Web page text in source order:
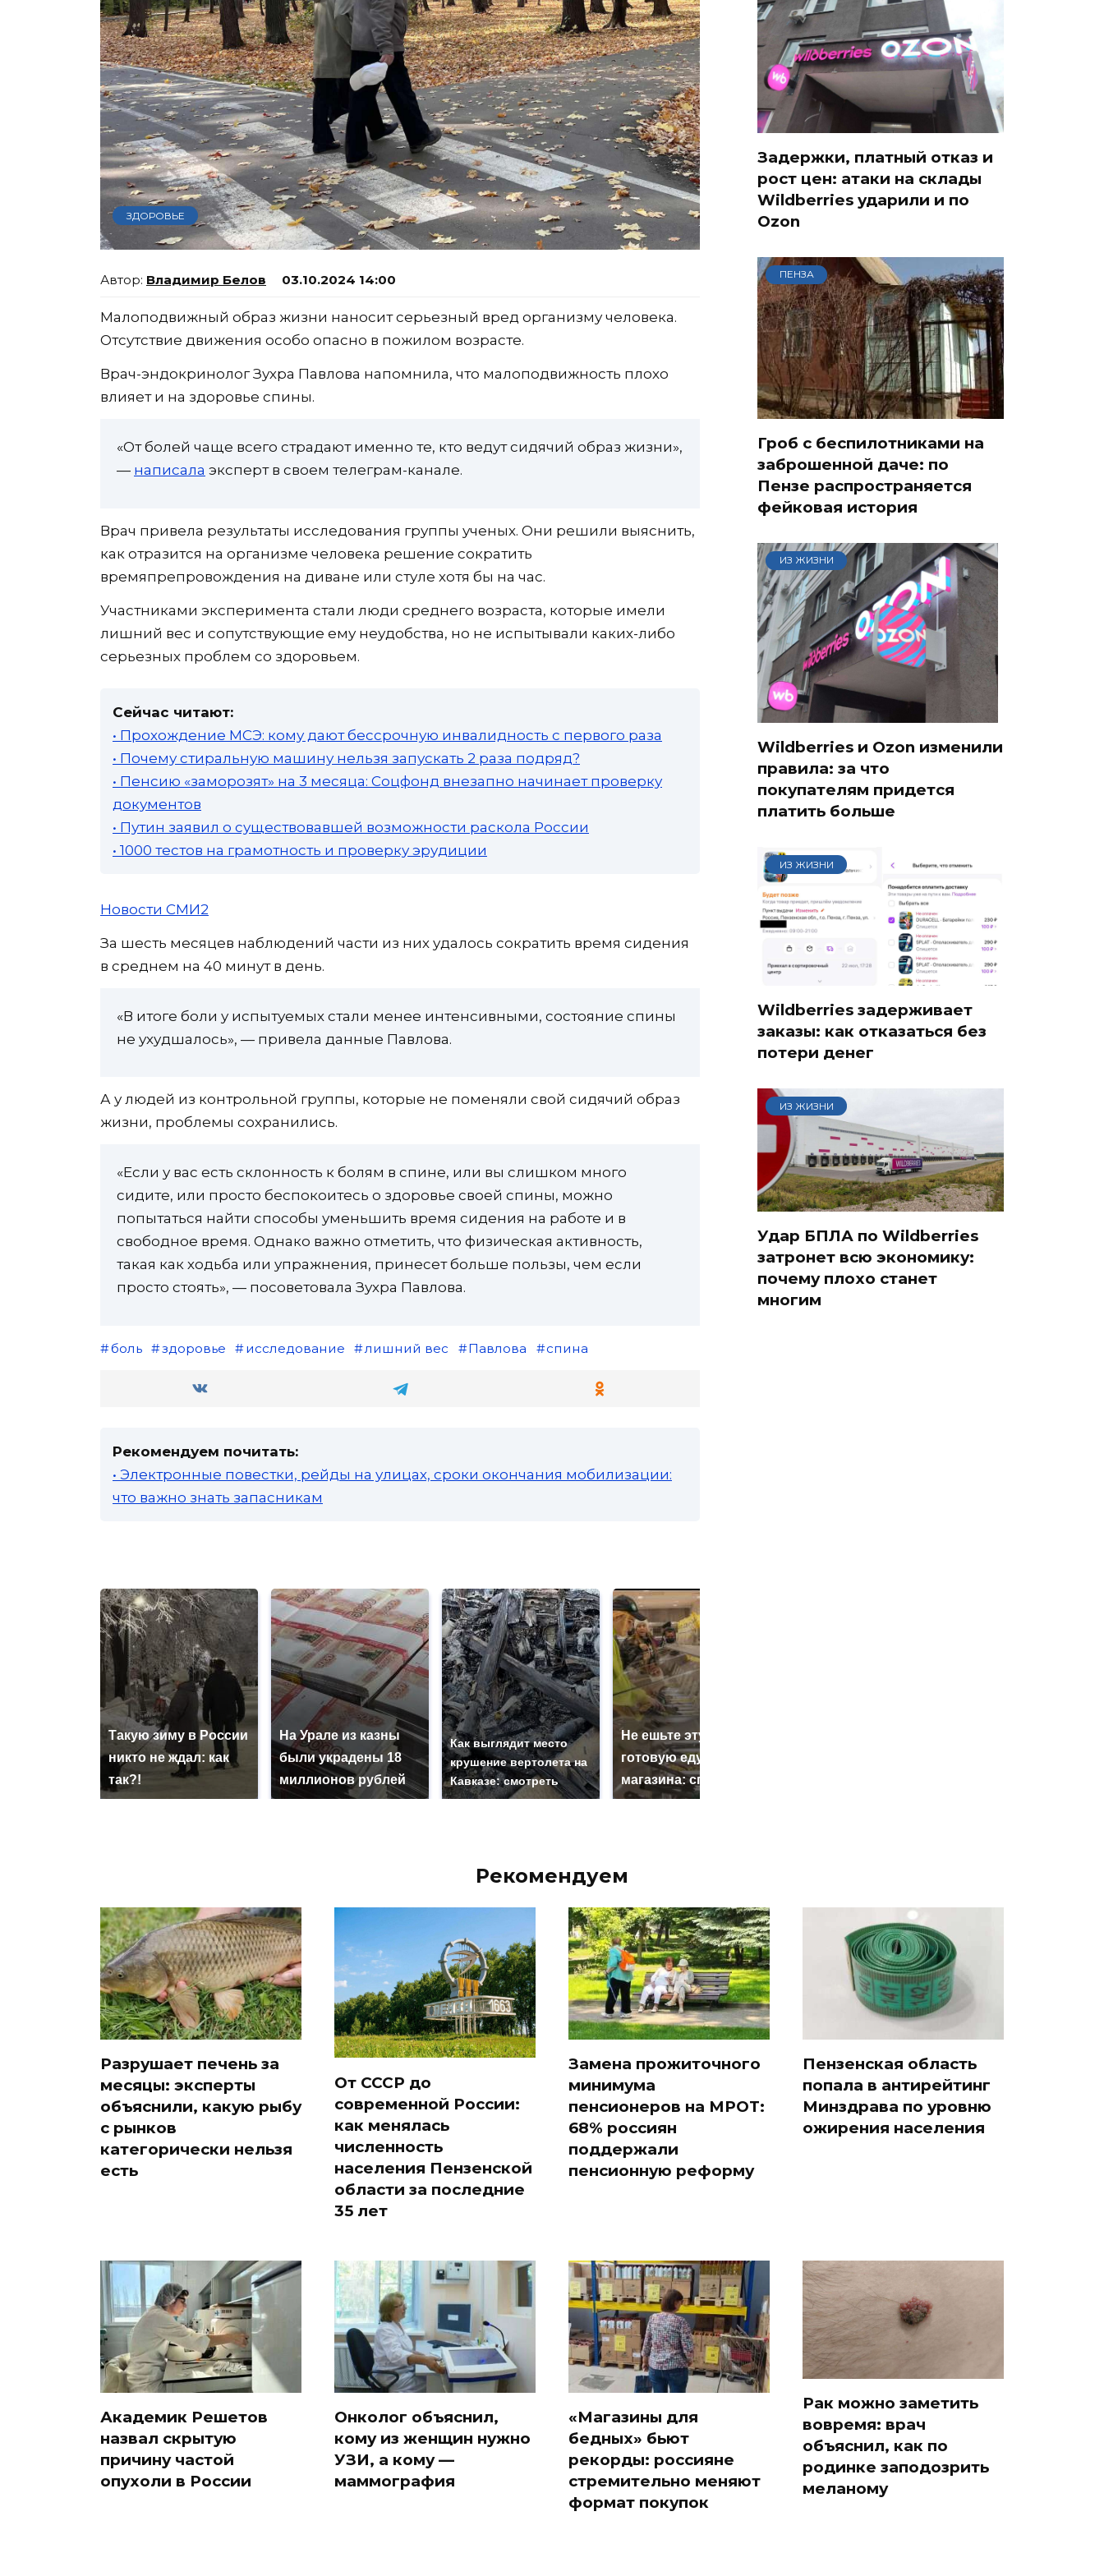
ЗДОРОВЬЕ
Владимир Белов 03.10.2024 14:00
Малоподвижный образ жизни наносит серьезный вред организму человека.
Отсутствие движения особо опасно в пожилом возрасте.
Врач-эндокринолог Зухра Павлова напомнила, что малоподвижность плохо
влияет и на здоровье спины.
«От болей чаще всего страдают именно те, кто ведут сидячий образ жизни»,
— написала эксперт в своем телеграм-канале.
Врач привела результаты исследования группы ученых. Они решили выяснить,
как отразится на организме человека решение сократить
времяпрепровождения на диване или стуле хотя бы на час.
Участниками эксперимента стали люди среднего возраста, которые имели
лишний вес и сопутствующие ему неудобства, но не испытывали каких-либо
серьезных проблем со здоровьем.
Сейчас читают:
• Прохождение МСЭ: кому дают бессрочную инвалидность с первого раза
• Почему стиральную машину нельзя запускать 2 раза подряд?
• Пенсию «заморозят» на 3 месяца: Соцфонд внезапно начинает проверку
документов
• Путин заявил о существовавшей возможности раскола России
• 1000 тестов на грамотность и проверку эрудиции
Новости СМИ2
За шесть месяцев наблюдений части из них удалось сократить время сидения
в среднем на 40 минут в день.
«В итоге боли у испытуемых стали менее интенсивными, состояние спины
не ухудшалось», — привела данные Павлова.
А у людей из контрольной группы, которые не поменяли свой сидячий образ
жизни, проблемы сохранились.
«Если у вас есть склонность к болям в спине, или вы слишком много
сидите, или просто беспокоитесь о здоровье своей спины, можно
попытаться найти способы уменьшить время сидения на работе и в
свободное время. Однако важно отметить, что физическая активность,
такая как ходьба или упражнения, принесет больше пользы, чем если
просто стоять», — посоветовала Зухра Павлова.
боль здоровье исследование лишний вес Павлова спина
Рекомендуем почитать:
• Электронные повестки, рейды на улицах, сроки окончания мобилизации:
что важно знать запасникам
Такую зиму в России
никто не ждал: как
так?!
На Урале из казны
были украдены 18
миллионов рублей
Как выглядит место
крушение вертолета на
Кавказе: смотреть
Не ешьте эту
готовую еду из
магазина: список
Задержки, платный отказ и
рост цен: атаки на склады
Wildberries ударили и по
Ozon
ПЕНЗА
Гроб с беспилотниками на
заброшенной даче: по
Пензе распространяется
фейковая история
ИЗ ЖИЗНИ
Wildberries и Ozon изменили
правила: за что
покупателям придется
платить больше
ИЗ ЖИЗНИ
Wildberries задерживает
заказы: как отказаться без
потери денег
ИЗ ЖИЗНИ
Удар БПЛА по Wildberries
затронет всю экономику:
почему плохо станет
многим
Рекомендуем
Разрушает печень за
месяцы: эксперты
объяснили, какую рыбу
с рынков
категорически нельзя
есть
От СССР до
современной России:
как менялась
численность
населения Пензенской
области за последние
35 лет
Замена прожиточного
минимума
пенсионеров на МРОТ:
68% россиян
поддержали
пенсионную реформу
Пензенская область
попала в антирейтинг
Минздрава по уровню
ожирения населения
Академик Решетов
назвал скрытую
причину частой
опухоли в России
Онколог объяснил,
кому из женщин нужно
УЗИ, а кому —
маммография
«Магазины для
бедных» бьют
рекорды: россияне
стремительно меняют
формат покупок
Рак можно заметить
вовремя: врач
объяснил, как по
родинке заподозрить
меланому